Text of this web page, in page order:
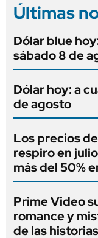
Últimas
Dólar blue
sábado 8 de
Dólar hoy: a
de agosto
Los precios
respiro en
más del 50%
Prime Video
romance y
de las